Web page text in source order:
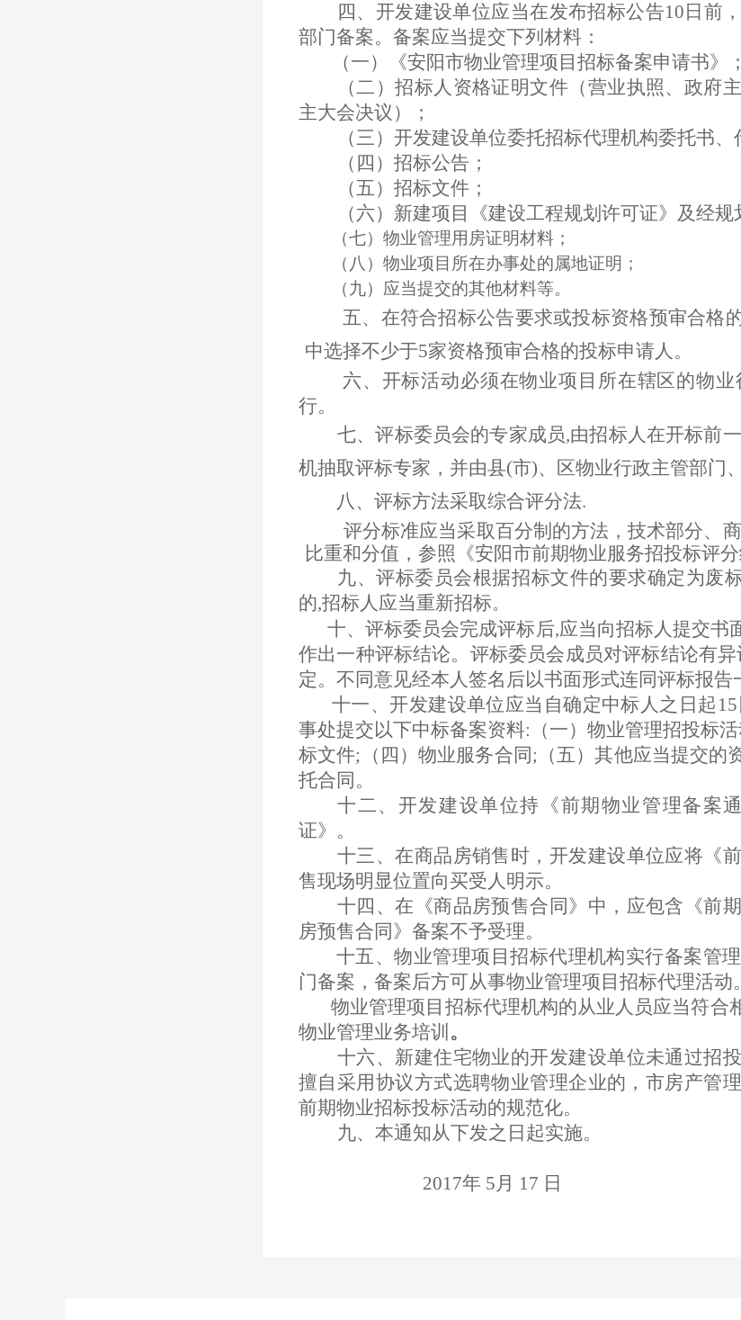
四、 开发建设单位应当在发布招标公告10日前
部门备案。备案应当提交下列材料：
（一）《安阳市物业管理项目招标备案申请书》；
（二）招标人资格证明文件（营业执照、政府
主大会决议）；
（三） 开发建设单位委托招标代理机构委托书、
（四）招标公告；
（五）招标文件；
（六）新建项目《建设工程规划许可证》及经规
（七）物业管理用房证明材料；
（八）物业项目所在办事处的属地证明；
（九）应当提交的其他材料等。
五、在符合招标公告要求或投标资格预审合格
中选择不少于5家资格预审合格的投标申请人。
六、开标活动必须在物业项目所在辖区的物
行。
七、评标委员会的专家成员,由招标人在开标前
机抽取评标专家，并由县(市)、区物业行政主管部门
八、评标方法采取综合评分法.
评分标准应当采取百分制的方法，技术部分、
比重和分值 ，参照《安阳市前期物业服务招投标评
九、评标委员会根据招标文件的要求确定为废
的,招标人应当重新招标。
十、评标委员会完成评标后,应当向招标人提交书
作出一种评标结论。评标委员会成员对评标结论有
定。不同意见经本人签名后以书面形式连同评标报告
十一、开发建设单位应当自确定中标人之日起
事处提交以下中标备案资料:（一）物业管理招投标
标文件;（四）物业服务合同;（五）其他应当提交的
托合同。
十二、 开发建设单位持《前期物业管理备案
证》。
十三、在商品房销售时，开发建设单位应将《
售现场明显位置向买受人明示。
十四、在《商品房预售合同》中，应包含《前
房预售合同》备案不予受理。
十五、物业管理项目招标代理机构实行备案管
门备案，备案后方可从事物业管理项目招标代理活动。
物业管理项目招标代理机构的从业人员应当符合
物业管理业务培训 。
十六、新建住宅物业的开发建设单位未通过招
擅自采用协议方式选聘物业管理企业的，市房产管
前期物业招标投标活动的规范化。
九、本通知从下发之日起实施。
2017年 5月 17 日